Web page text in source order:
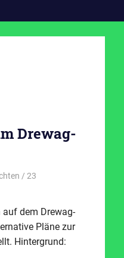
Drewag-
/ 23
dem Drewag-
Pläne zur
Hintergrund: